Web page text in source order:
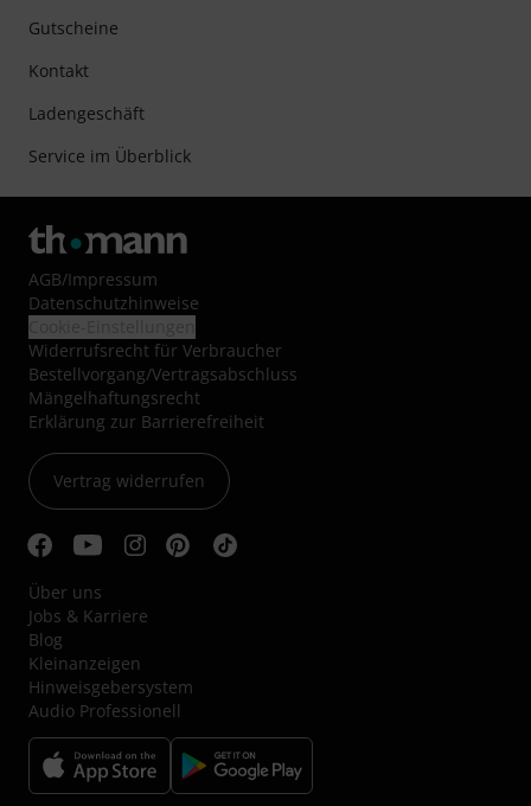
Gutscheine
Kontakt
Ladengeschäft
Service im Überblick
AGB/Impressum
Datenschutzhinweise
Widerrufsrecht für Verbraucher
Bestellvorgang/Vertragsabschluss
Mängelhaftungsrecht
Erklärung zur Barrierefreiheit
Vertrag widerrufen
Über uns
Jobs & Karriere
Blog
Kleinanzeigen
Hinweisgebersystem
Audio Professionell